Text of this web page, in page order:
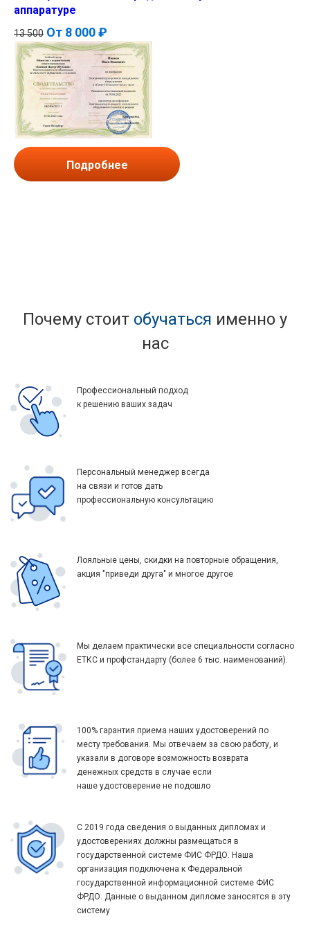
аппаратуре
13 500 От 8 000 ₽
Подробнее
Почему стоит обучаться именно у
нас
Профессиональный подход
к решению ваших задач
Персональный менеджер всегда
на связи и готов дать
профессиональную консультацию
Лояльные цены, скидки на повторные обращения,
акция "приведи друга" и многое другое
Мы делаем практически все специальности согласно
ЕТКС и профстандарту (более 6 тыс. наименований).
100% гарантия приема наших удостоверений по
месту требования. Мы отвечаем за свою работу, и
указали в договоре возможность возврата
денежных средств в случае если
наше удостоверение не подошло
С 2019 года сведения о выданных дипломах и
удостоверениях должны размещаться в
государственной системе ФИС ФРДО. Наша
организация подключена к Федеральной
государственной информационной системе ФИС
ФРДО. Данные о выданном дипломе заносятся в эту
систему